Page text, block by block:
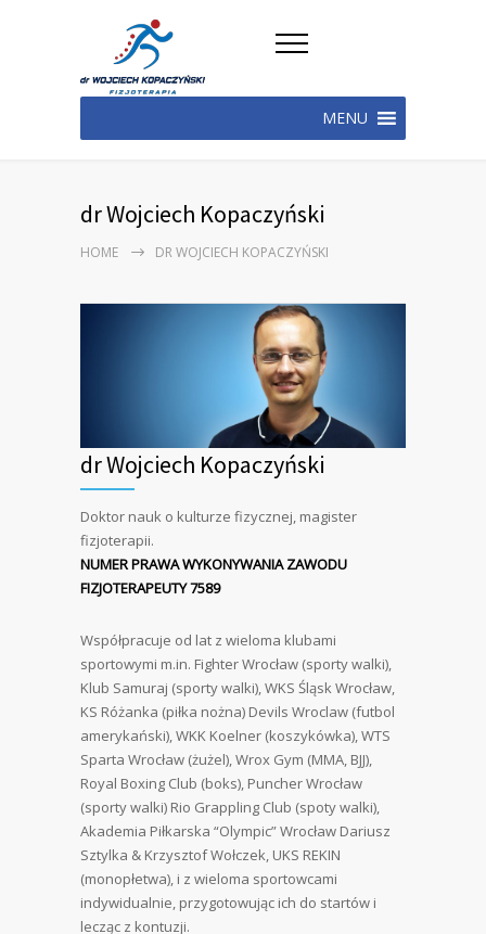
MENU
dr Wojciech Kopaczyński
HOME DR WOJCIECH KOPACZYŃSKI
dr Wojciech Kopaczyński
Doktor nauk o kulturze fizycznej, magister
fizjoterapii.
NUMER PRAWA WYKONYWANIA ZAWODU
FIZJOTERAPEUTY 7589
Współpracuje od lat z wieloma klubami
sportowymi m.in. Fighter Wrocław (sporty walki),
Klub Samuraj (sporty walki), WKS Śląsk Wrocław,
KS Różanka (piłka nożna) Devils Wroclaw (futbol
amerykański), WKK Koelner (koszykówka), WTS
Sparta Wrocław (żużel), Wrox Gym (MMA, BJJ),
Royal Boxing Club (boks), Puncher Wrocław
(sporty walki) Rio Grappling Club (spoty walki),
Akademia Piłkarska “Olympic” Wrocław Dariusz
Sztylka & Krzysztof Wołczek, UKS REKIN
(monopłetwa), i z wieloma sportowcami
indywidualnie, przygotowując ich do startów i
lecząc z kontuzji.